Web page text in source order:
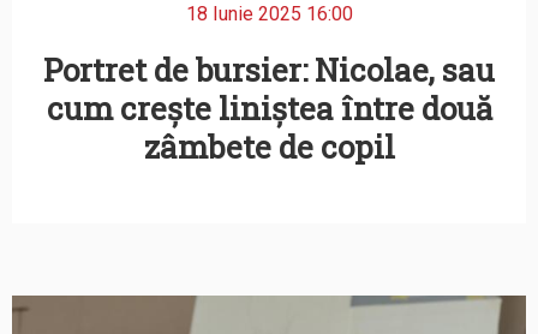
18 Iunie 2025 16:00
Portret de bursier: Nicolae, sau
cum crește liniștea între două
zâmbete de copil